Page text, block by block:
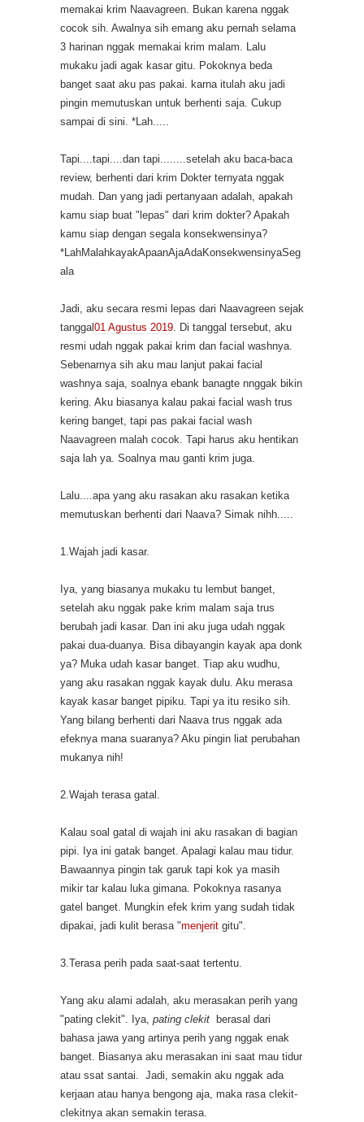
memakai krim Naavagreen. Bukan karena nggak
cocok sih. Awalnya sih emang aku pernah selama
3 harinan nggak memakai krim malam. Lalu
mukaku jadi agak kasar gitu. Pokoknya beda
banget saat aku pas pakai. karna itulah aku jadi
pingin memutuskan untuk berhenti saja. Cukup
sampai di sini. *Lah.....
Tapi....tapi....dan tapi........setelah aku baca-baca
review, berhenti dari krim Dokter ternyata nggak
mudah. Dan yang jadi pertanyaan adalah, apakah
kamu siap buat "lepas" dari krim dokter? Apakah
kamu siap dengan segala konsekwensinya?
*LahMalahkayakApaanAjaAdaKonsekwensinyaSeg
ala
Jadi, aku secara resmi lepas dari Naavagreen sejak
tanggal01 Agustus 2019 . Di tanggal tersebut, aku
resmi udah nggak pakai krim dan facial washnya.
Sebenarnya sih aku mau lanjut pakai facial
washnya saja, soalnya ebank banagte nnggak bikin
kering. Aku biasanya kalau pakai facial wash trus
kering banget, tapi pas pakai facial wash
Naavagreen malah cocok. Tapi harus aku hentikan
saja lah ya. Soalnya mau ganti krim juga.
Lalu....apa yang aku rasakan aku rasakan ketika
memutuskan berhenti dari Naava? Simak nihh.....
1.Wajah jadi kasar.
Iya, yang biasanya mukaku tu lembut banget,
setelah aku nggak pake krim malam saja trus
berubah jadi kasar. Dan ini aku juga udah nggak
pakai dua-duanya. Bisa dibayangin kayak apa donk
ya? Muka udah kasar banget. Tiap aku wudhu,
yang aku rasakan nggak kayak dulu. Aku merasa
kayak kasar banget pipiku. Tapi ya itu resiko sih.
Yang bilang berhenti dari Naava trus nggak ada
efeknya mana suaranya? Aku pingin liat perubahan
mukanya nih!
2.Wajah terasa gatal.
Kalau soal gatal di wajah ini aku rasakan di bagian
pipi. Iya ini gatak banget. Apalagi kalau mau tidur.
Bawaannya pingin tak garuk tapi kok ya masih
mikir tar kalau luka gimana. Pokoknya rasanya
gatel banget. Mungkin efek krim yang sudah tidak
dipakai, jadi kulit berasa "menjerit gitu".
3.Terasa perih pada saat-saat tertentu.
Yang aku alami adalah, aku merasakan perih yang
"pating clekit". Iya, pating clekit berasal dari
bahasa jawa yang artinya perih yang nggak enak
banget. Biasanya aku merasakan ini saat mau tidur
atau ssat santai.
Jadi, semakin aku nggak ada
kerjaan atau hanya bengong aja, maka rasa clekit-
clekitnya akan semakin terasa.